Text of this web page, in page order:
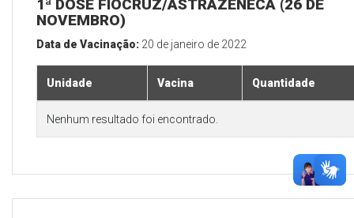
1ª DOSE FIOCRUZ/ASTRAZENECA (26 DE
NOVEMBRO)
Data de Vacinação: 20 de janeiro de 2022
Unidade Vacina Quantidade
Nenhum resultado foi encontrado.